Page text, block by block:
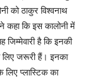
को ठाकुर विश्वनाथ
कहा कि इस कालोनी में
है कि इनकी
जरूरी हैं। इनका
लिए प्लास्टिक का